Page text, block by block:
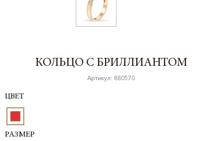
КОЛЬЦО С БРИЛЛИАНТОМ
Артикул: 880570
ЦВЕТ
РАЗМЕР